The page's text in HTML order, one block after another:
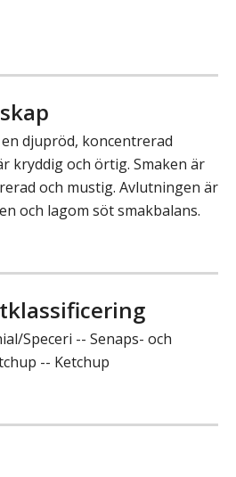
djupröd, koncentrerad
kryddig och örtig. Smaken är
och mustig. Avlutningen är
och lagom söt smakbalans.
Speceri -- Senaps- och
-- Ketchup